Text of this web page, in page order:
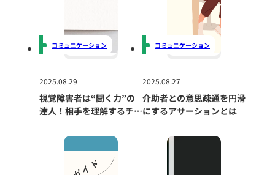
2025.08.29
視覚障害者は“聞く力”の
達人！相手を理解するチカ
コミュニケーション
2025.08.27
介助者との意思疎通を円滑
にするアサーションとは
コミュニケーション